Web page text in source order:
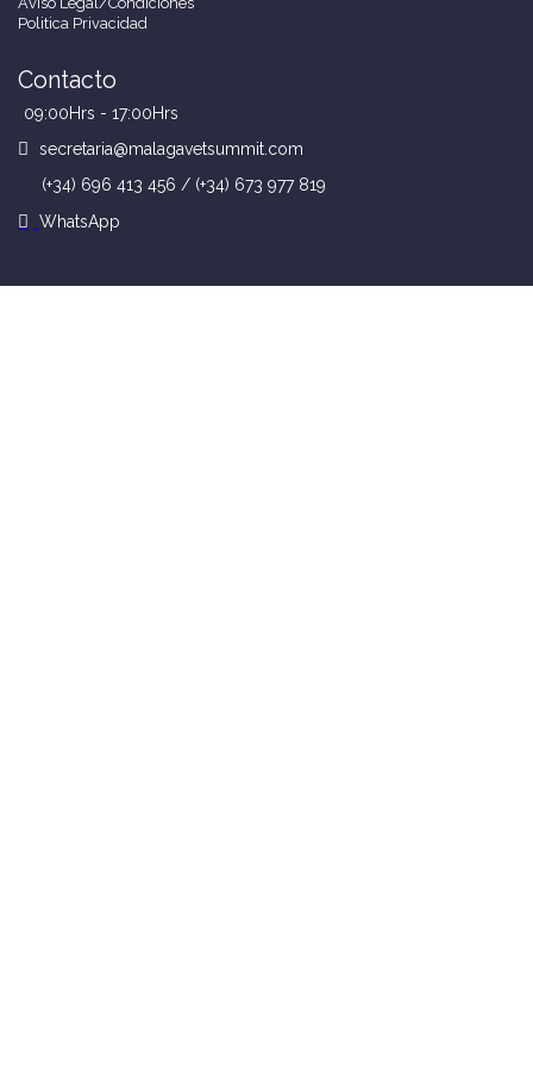
Politica Privacidad
Contacto
09:00Hrs - 17:00Hrs
secretaria@malagavetsummit.com
(+34) 696 413 456 / (+34) 673 977 819
WhatsApp